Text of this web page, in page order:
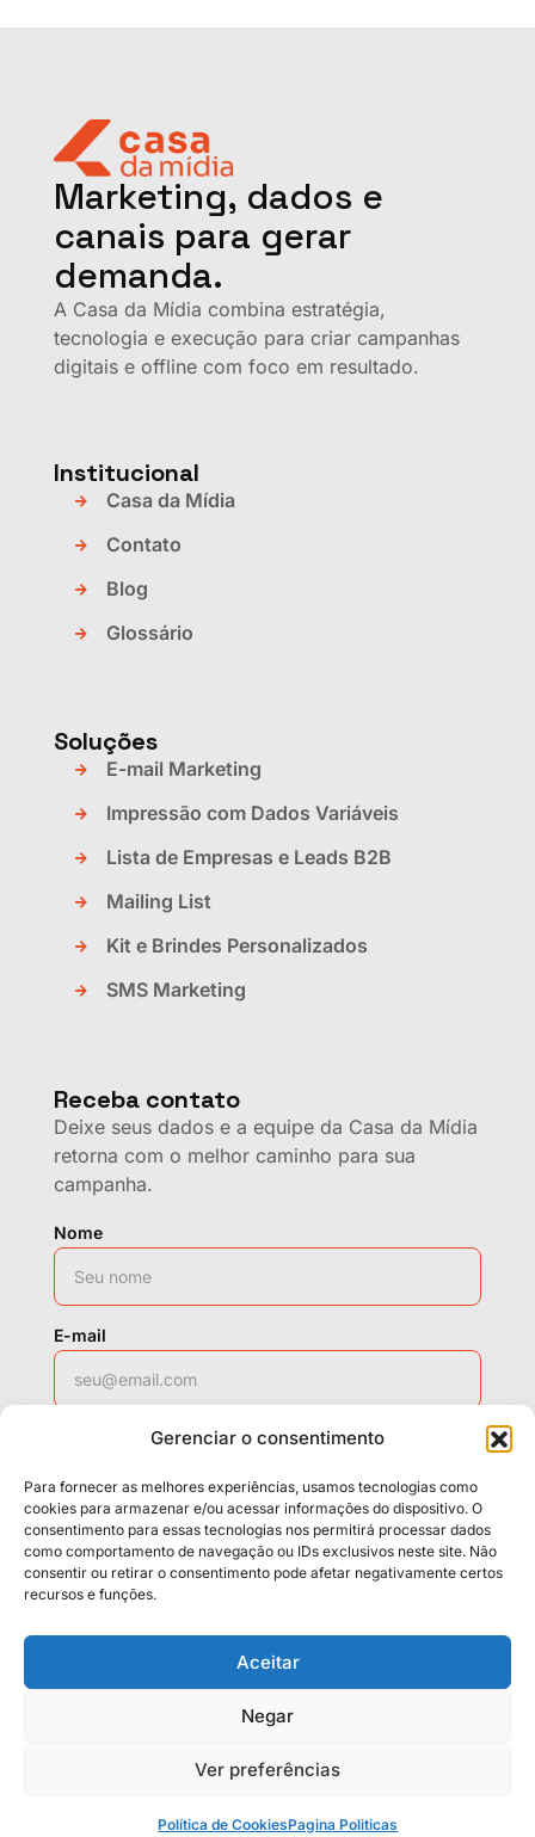
Gerenciar o consentimento
Para fornecer as melhores experiências, usamos tecnologias como
cookies para armazenar e/ou acessar informações do dispositivo. O
consentimento para essas tecnologias nos permitirá processar dados
como comportamento de navegação ou IDs exclusivos neste site. Não
consentir ou retirar o consentimento pode afetar negativamente certos
recursos e funções.
Aceitar
Negar
Ver preferências
Política de CookiesPagina Politicas
Marketing, dados e
canais para gerar
demanda.
A Casa da Mídia combina estratégia,
tecnologia e execução para criar campanhas
digitais e offline com foco em resultado.
Institucional
Casa da Mídia
Contato
Blog
Glossário
Soluções
E-mail Marketing
Impressão com Dados Variáveis
Lista de Empresas e Leads B2B
Mailing List
Kit e Brindes Personalizados
SMS Marketing
Receba contato
Deixe seus dados e a equipe da Casa da Mídia
retorna com o melhor caminho para sua
campanha.
Nome
E-mail
Solicitar contato
Políticas Cookies Termos
© 2026 Casa da Mídia. Todos os direitos reservados.
Neo Casa 2026.